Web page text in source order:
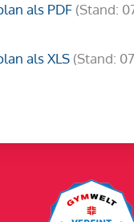
als PDF (Stand:
als XLS (Stand: